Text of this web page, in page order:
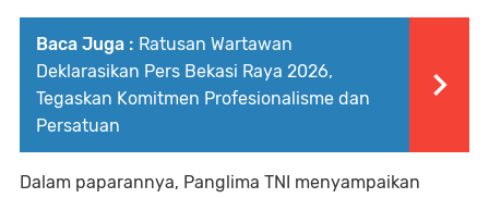
Baca Juga : Ratusan Wartawan
Deklarasikan Pers Bekasi Raya 2026,
Tegaskan Komitmen Profesionalisme dan
Persatuan
Dalam paparannya, Panglima TNI menyampaikan